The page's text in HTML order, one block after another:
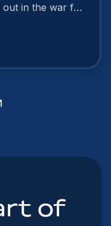
in the war for
of